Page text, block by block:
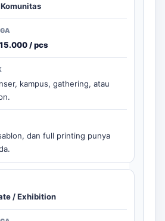
/ pcs
kampus, gathering, atau
dan full printing punya
/ Exhibition